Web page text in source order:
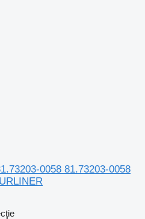
0058 81.73203-0058